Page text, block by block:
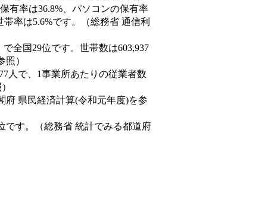
有率は36.8%、パソコンの保有率
率は5.6%です。（総務省 通信利
全国29位です。世帯数は603,937
）
人で、1事業所あたりの従業者数
府 県民経済計算(令和元年度)を参
です。（総務省 統計でみる都道府